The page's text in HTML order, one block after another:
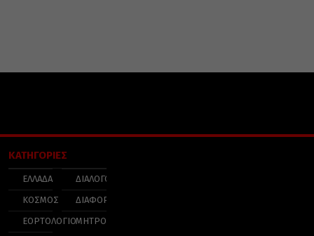
ΚΑΤΗΓΟΡΙΕΣ
ΕΛΛΑΔΑ
ΚΟΣΜΟΣ
ΕΟΡΤΟΛΟΓΙΟ
ΔΙΑΛΟΓΟΣ
ΔΙΑΦΟΡΑ
ΜΗΤΡΟΠΟΛΕΙΣ